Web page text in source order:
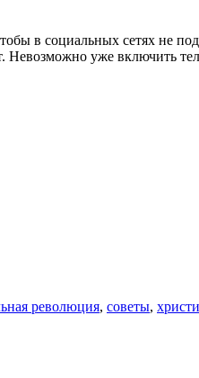
в социальных сетях не
Невозможно уже включить
революция, советы,